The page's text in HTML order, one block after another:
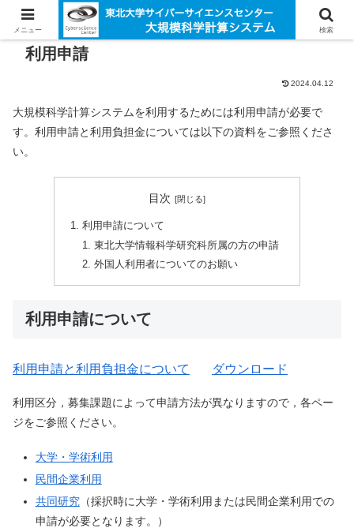
利用申請
2024.04.12
大規模科学計算システムを利用するためには利用申請が必要で
す。利用申請と利用負担金については以下の資料をご参照くださ
い。
目次
利用申請について
東北大学情報科学研究科所属の方の申請
外国人利用者についてのお願い
利用申請について
利用申請と利用負担金について ダウンロード
利用区分，募集課題によって申請方法が異なりますので，各ペー
ジをご参照ください。
大学・学術利用
民間企業利用
共同研究（採択時に大学・学術利用または民間企業利用での
申請が必要となります。）
メニュー 検索